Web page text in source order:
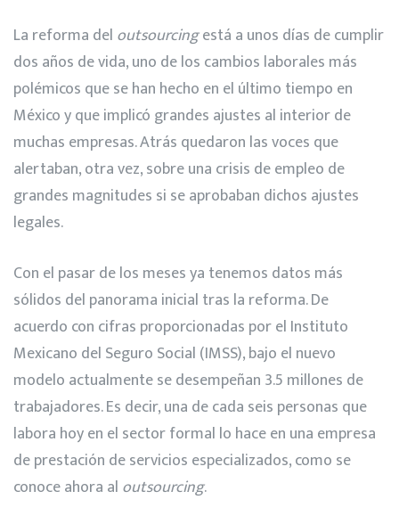
La reforma del outsourcingestá a unos días de cumplir
dos años de vida, uno de los cambios laborales más
polémicos que se han hecho en el último tiempo en
México y que implicó grandes ajustes al interior de
muchas empresas. Atrás quedaron las voces que
alertaban, otra vez, sobre una crisis de empleo de
grandes magnitudes si se aprobaban dichos ajustes
legales.
Con el pasar de los meses ya tenemos datos más
sólidos del panorama inicial tras la reforma. De
acuerdo con cifras proporcionadas por el Instituto
Mexicano del Seguro Social (IMSS), bajo el nuevo
modelo actualmente se desempeñan 3.5 millones de
trabajadores. Es decir, una de cada seis personas que
labora hoy en el sector formal lo hace en una empresa
de prestación de servicios especializados, como se
conoce ahora al outsourcing.